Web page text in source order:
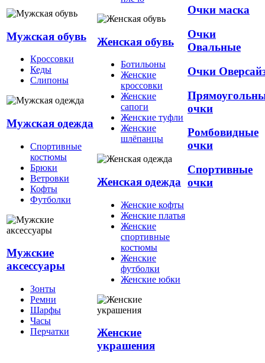
Мужская обувь
Кроссовки
Кеды
Слипоны
Мужская одежда
Спортивные
костюмы
Брюки
Ветровки
Кофты
Футболки
Мужские
аксессуары
Зонты
Ремни
Шарфы
Часы
Перчатки
Женская обувь
Ботильоны
Женские
кроссовки
Женские
сапоги
Женские туфли
Женские
шлёпанцы
Женская одежда
Женские кофты
Женские платья
Женские
спортивные
костюмы
Женские
футболки
Женские юбки
Женские
украшения
Очки маска
Очки
Овальные
Очки
очки
Ромбовидные
очки
Спортивные
очки